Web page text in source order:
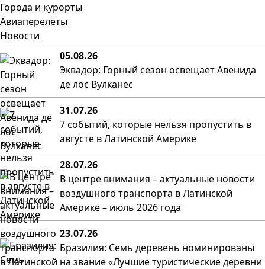
Города и курорты
Авиаперелёты
Новости
05.08.26
Эквадор: Горный сезон освещает Авенида
де лос Вулканес
31.07.26
7 событий, которые нельзя пропустить в
августе в Латинской Америке
28.07.26
В центре внимания – актуальные новости
воздушного транспорта в Латинской
Америке – июль 2026 года
23.07.26
Бразилия: Семь деревень номинированы
на звание «Лучшие туристические деревни